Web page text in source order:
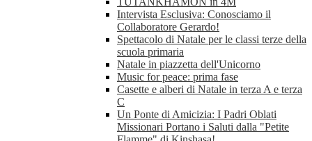
Intervista Esclusiva: Conosciamo il
Collaboratore Gerardo!
Spettacolo di Natale per le classi terze della
scuola primaria
Natale in piazzetta dell'Unicorno
Music for peace: prima fase
Casette e alberi di Natale in terza A e terza
C
Un Ponte di Amicizia: I Padri Oblati
Missionari Portano i Saluti dalla "Petite